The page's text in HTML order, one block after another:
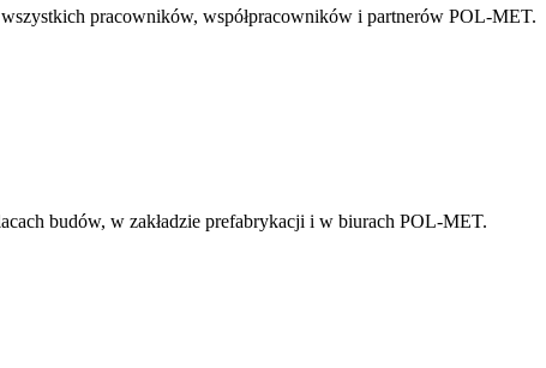
pracowników, współpracowników i partnerów POL-MET.
budów, w zakładzie prefabrykacji i w biurach POL-MET.